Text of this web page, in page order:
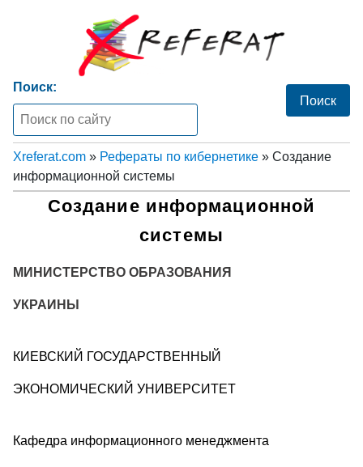
Поиск:
Xreferat.com » Рефераты по кибернетике » Создание
информационной системы
Создание информационной
системы
МИНИСТЕРСТВО ОБРАЗОВАНИЯ
УКРАИНЫ
КИЕВСКИЙ ГОСУДАРСТВЕННЫЙ
ЭКОНОМИЧЕСКИЙ УНИВЕРСИТЕТ
Кафедра информационного менеджмента